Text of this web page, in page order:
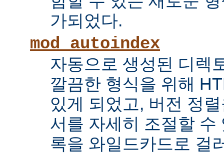
가되었다.
mod_autoindex
자동으로 생성된 디렉
깔끔한 형식을 위해
있게 되었고, 버전 정
서를 자세히 조절할 수
록을 와일드카드로 걸